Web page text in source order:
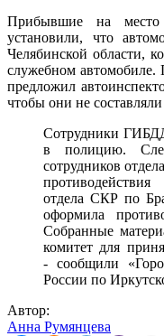
Прибывшие на место
установили, что
Челябинской области,
служебном автомобиле.
предложил
чтобы они не
Сотрудники
в полицию.
сотрудников
отдела СКР по
оформила
Собранные
комитет для
- сообщили
России по
Автор:
Анна Румянцева